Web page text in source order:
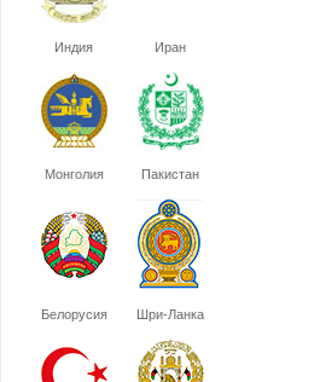
Индия Иран
Монголия Пакистан
Белорусия Шри-Ланка